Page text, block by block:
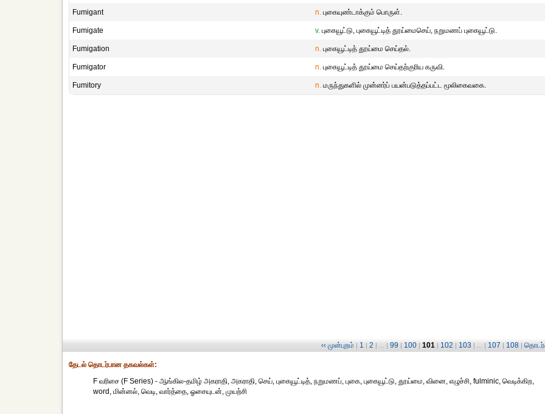
Fumigant n. புகையுண்டாக்கும் பொருள்.
Fumigate v. புகையூட்டு, புகையூட்டித் தூய்மைசெய், நறுமணப் புகையூட்டு.
Fumigation n. புகையூட்டித் தூய்மை செய்தல்.
Fumigator n. புகையூட்டித் தூய்மை செய்தற்குரிய கருவி.
Fumitory n. மருந்துகளில் முன்னர்ப் பயன்படுத்தப்பட்ட மூலிகைவகை.
‹‹ முன்புறம் | 1 | 2 | ... | 99 | 100 | 101 | 102 | 103 | ... | 107 | 108 |
தேட‌ல் தொட‌ர்பான தகவ‌ல்க‌ள்:
F வரிசை (F Series) - ஆங்கில-தமிழ் அகராதி, அகராதி, செய், புகையூட்டித், நறுமணப், புகை, புகையூட்டு, தூய்மை, வினை, எழுச்சி, fulminic, வெடிக்கிற,
word, மின்னல், வெடி, வார்த்தை, ஓசையுடன், முயற்சி